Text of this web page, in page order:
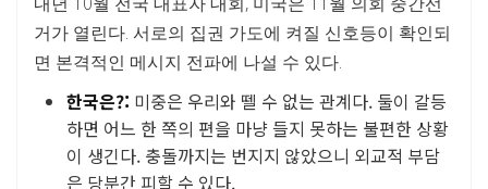
거가 열린다. 서로의 집권 가도에 켜질 신호등이 확인되
면 본격적인 메시지 전파에 나설 수 있다.
한국은?: 미중은 우리와 뗄 수 없는 관계다. 둘이 갈등
하면 어느 한 쪽의 편을 마냥 들지 못하는 불편한 상황
이 생긴다. 충돌까지는 번지지 않았으니 외교적 부담
은 당분간 피할 수 있다.